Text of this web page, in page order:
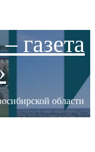
газета
области